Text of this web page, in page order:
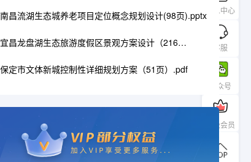
个人中心
客服
公众号
升级会员
南昌流湖生态城养老项目定位概念规划设计(98页).pptx
宜昌龙盘湖生态旅游度假区景观方案设计（216
保定市文体新城控制性详细规划方案（51页）.pdf